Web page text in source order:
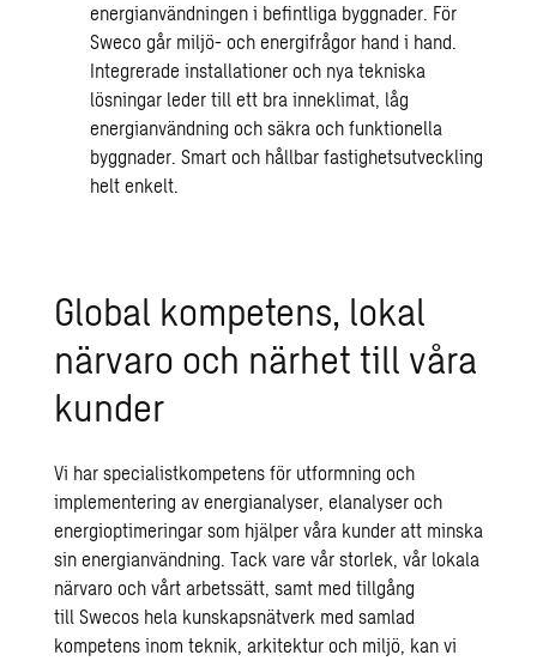
energianvändningen i befintliga byggnader. För
Sweco går miljö- och energifrågor hand i hand.
Integrerade installationer och nya tekniska
lösningar leder till ett bra inneklimat, låg
energianvändning och säkra och funktionella
byggnader. Smart och hållbar fastighetsutveckling
helt enkelt.
Global kompetens, lokal
närvaro och närhet till våra
kunder
Vi har specialistkompetens för utformning och
implementering av energianalyser, elanalyser och
energioptimeringar som hjälper våra kunder att minska
sin energianvändning.Tack vare vår storlek, vår lokala
närvaro och vårt arbetssätt, samt med tillgång
tillSwecos hela kunskapsnätverk med samlad
kompetens inom teknik, arkitekturoch miljö, kan vi